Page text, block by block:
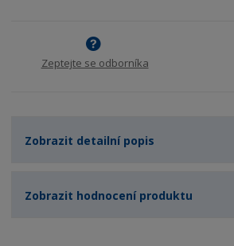
Zeptejte se odborníka
Zobrazit detailní popis
Zobrazit hodnocení produktu